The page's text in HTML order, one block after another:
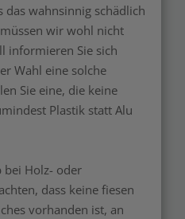
das wahnsinnig schädlich
wir wohl nicht
informieren Sie sich
Wahl eine solche
Sie eine, die keine
Plastik statt Alu
bei Holz- oder
dass keine fiesen
vorhanden ist, an